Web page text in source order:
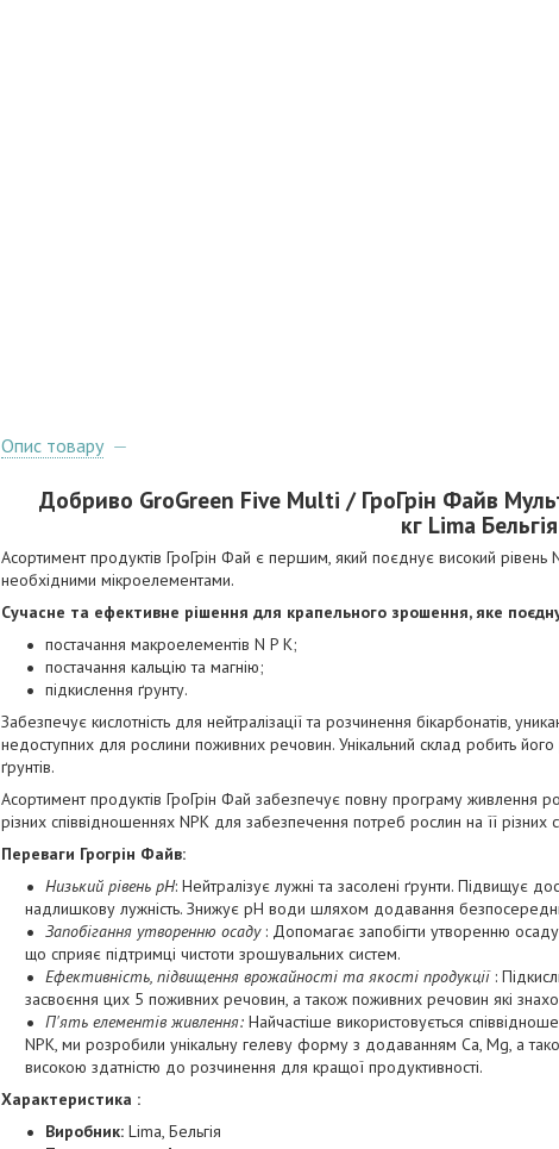
Опис товару
Добриво GroGreen Five Multi / ГроГрін Файв
кг Lima Бельгія
Асортимент продуктів ГроГрін Фай є першим, який поєднує високий рівень
необхідними мікроелементами.
Сучасне та ефективне рішення для крапельного зрошення, яке
постачання макроелементів N P K;
постачання кальцію та магнію;
підкислення ґрунту.
Забезпечує кислотність для нейтралізації та розчинення бікарбонатів,
недоступних для рослини поживних речовин. Унікальний склад робить
ґрунтів.
Асортимент продуктів ГроГрін Фай забезпечує повну програму живлення
різних співвідношеннях NPK для забезпечення потреб рослин на її різних
Переваги Грогрін Файв:
Низький рівень pH: Нейтралізує лужні та засолені ґрунти. Підвищує
надлишкову лужність. Знижує рН води шляхом додавання
Запобігання утворенню осаду: Допомагає запобігти утворенню осаду
що сприяє підтримці чистоти зрошувальних систем.
Ефективність, підвищення врожайності та якості продукції:
засвоєння цих 5 поживних речовин, а також поживних речовин які
П'ять елементів живлення: Найчастіше використовується
NPK, ми розробили унікальну гелеву форму з додаванням Ca, Mg, а
високою здатністю до розчинення для кращої продуктивності.
Характеристика :
Виробник: Lima, Бельгія